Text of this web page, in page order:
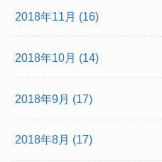
2018年11月 (16)
2018年10月 (14)
2018年9月 (17)
2018年8月 (17)